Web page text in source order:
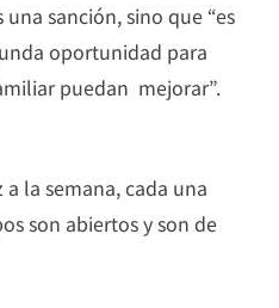
sanción, sino que “es
oportunidad para
puedan mejorar”.
a la semana, cada una
son abiertos y son de